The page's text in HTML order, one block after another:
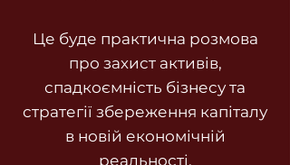
Це буде практична розмова
про захист активів,
спадкоємність бізнесу та
стратегії збереження капіталу
в новій економічній
реальності.